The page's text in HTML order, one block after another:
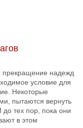
прекращение надежд
условие для
Некоторые
пытаются вернуть
тех пор, пока они
в этом